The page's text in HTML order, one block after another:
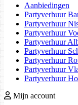
Aanbiedingen
Partyverhuur
Partyverhuur
Partyverhuur
Partyverhuur
Partyverhuur
Partyverhuur
Partyverhuur
Partyverhuur
Mijn account